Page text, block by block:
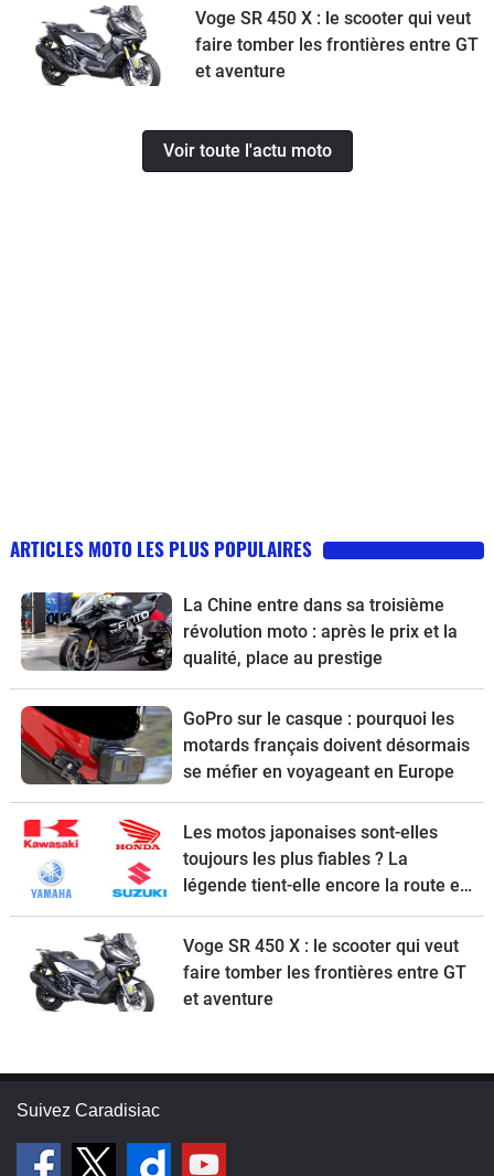
Voge SR 450 X : le scooter qui veut
faire tomber les frontières entre GT
et aventure
Voir toute l'actu moto
ARTICLES MOTO LES PLUS POPULAIRES
La Chine entre dans sa troisième
révolution moto : après le prix et la
qualité, place au prestige
GoPro sur le casque : pourquoi les
motards français doivent désormais
se méfier en voyageant en Europe
Les motos japonaises sont-elles
toujours les plus fiables ? La
légende tient-elle encore la route en
2026 ?
Voge SR 450 X : le scooter qui veut
faire tomber les frontières entre GT
et aventure
Suivez Caradisiac